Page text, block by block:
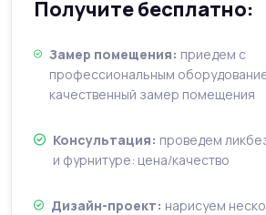
Получите бесплатно:
Замер помещения: приедем с
профессиональным
качественный замер помещения
Консультация: проведем
и фурнитуре: цена/качество
Дизайн-проект: нарисуем